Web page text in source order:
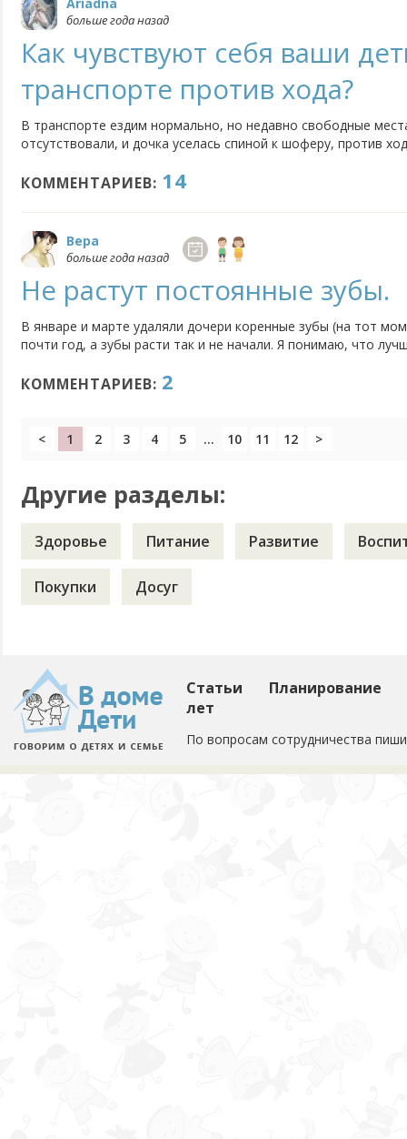
больше года назад
Как чувствуют себя ваши
транспорте против хода?
В транспорте ездим нормально, но недавно свободные
отсутствовали, и дочка уселась спиной к шоферу, против
головка кружится, плохо. Сама я тоже против хода ездить
КОММЕНТАРИЕВ: 14
Вера
больше года назад
Не растут постоянные зубы.
В январе и марте удаляли дочери коренные зубы (на тот
почти год, а зубы расти так и не начали. Я понимаю, что
зубки после удаления (хоть приблизительно)? Буду...
КОММЕНТАРИЕВ: 2
< 1 2 3 4 5 ... 10 11 12 >
Другие разделы:
Здоровье Питание Развитие
Покупки Досуг
Статьи
Планирование
лет
По вопросам сотрудничества